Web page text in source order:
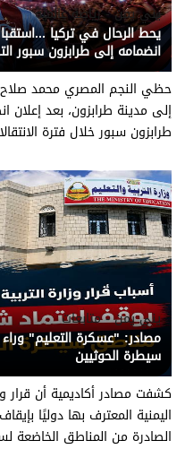
يني يمن - رياضة عالمية
يحط الرحال في تركيا
انضمامه إلى طرابزون سبور
حظي النجم المصري محمد صلاح
إلى مدينة طرابزون، بعد
طرابزون سبور خلال فترة
يني يمن - متابعات
مصادر: "عسكرة التعليم"
سيطرة الحوثيين
كشفت مصادر أكاديمية أن قرار
اليمنية المعترف بها دوليًا
الصادرة من المناطق الخاضعة